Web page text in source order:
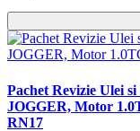
Pachet Revizie Ulei
JOGGER, Motor
RN17